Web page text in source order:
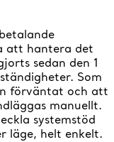
att hantera det
sedan den 1
Som
förväntat och att
manuellt.
systemstöd
läge, helt enkelt.